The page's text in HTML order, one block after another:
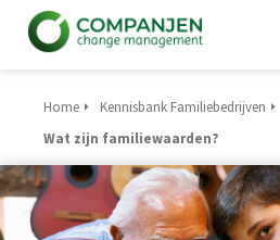
Home Kennisbank Familiebedrijven
Wat zijn familiewaarden?